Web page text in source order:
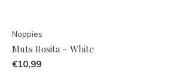
Noppies
Muts Rosita – White
€10,99